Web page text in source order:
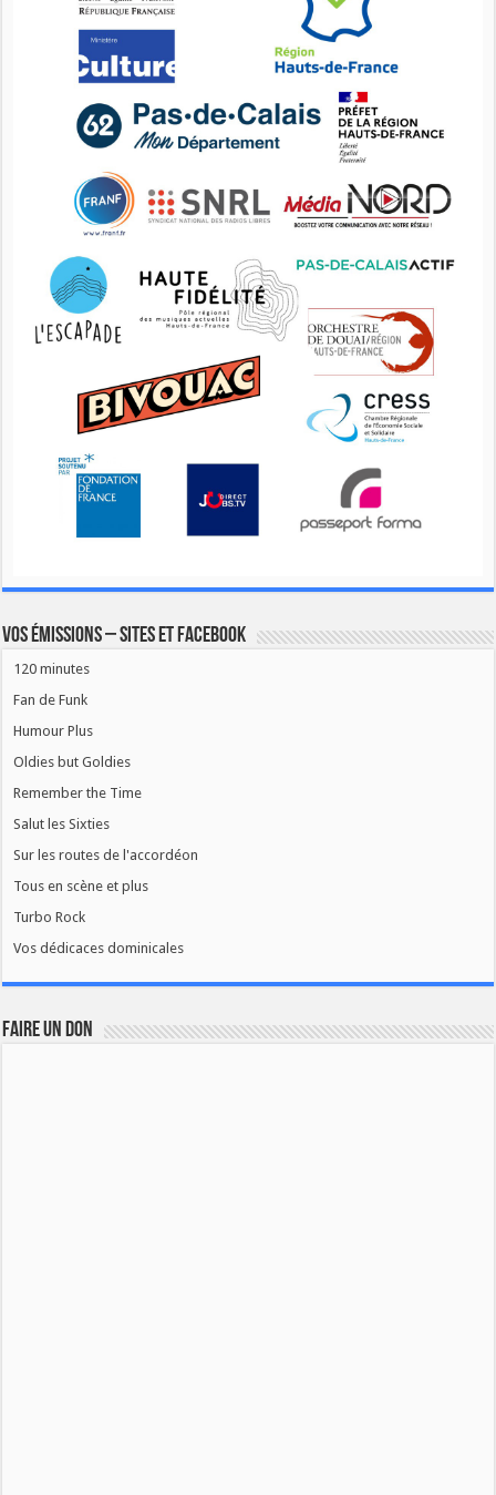
Vos émissions – Sites et Facebook
120 minutes
Fan de Funk
Humour Plus
Oldies but Goldies
Remember the Time
Salut les Sixties
Sur les routes de l'accordéon
Tous en scène et plus
Turbo Rock
Vos dédicaces dominicales
FAIRE UN DON